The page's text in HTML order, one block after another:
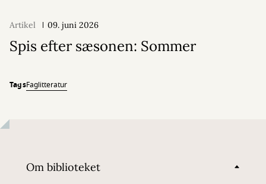
Artikel 09. juni 2026
Spis efter sæsonen: Sommer
TagsFaglitteratur
Om biblioteket